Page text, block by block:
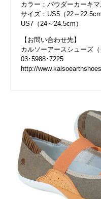
カラー：パウダーカーキマ
サイズ：US5（22～
US7（24～24.5cm）
【お問い合わせ先】
カルソーアースシューズ
03･5988･7225
http://